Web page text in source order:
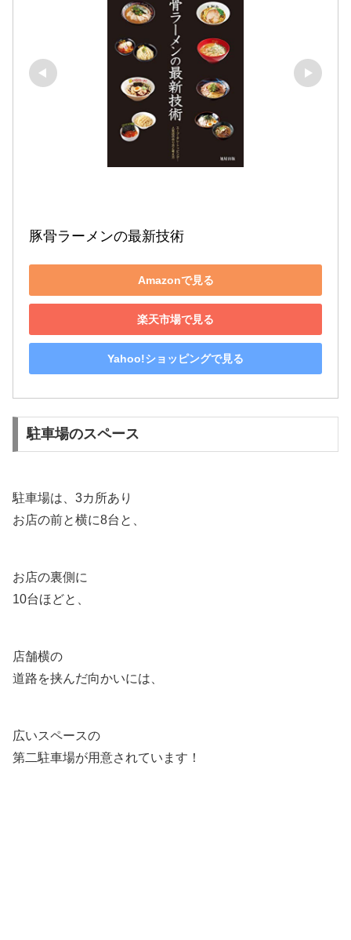
豚骨ラーメンの最新技術
Amazonで見る
楽天市場で見る
Yahoo!ショッピングで見る
駐車場のスペース
駐車場は、3カ所あり
お店の前と横に8台と、
お店の裏側に
10台ほどと、
店舗横の
道路を挟んだ向かいには、
広いスペースの
第二駐車場が用意されています！